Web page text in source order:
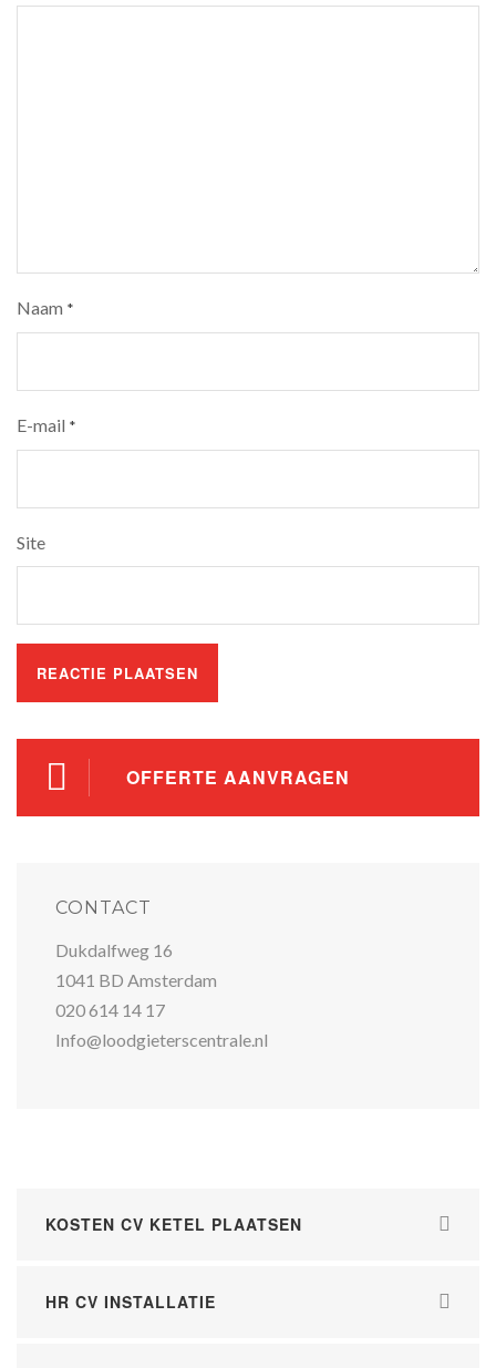
Naam *
E-mail *
Site
OFFERTE AANVRAGEN
CONTACT
Dukdalfweg 16
1041 BD Amsterdam
020 614 14 17
Info@loodgieterscentrale.nl
KOSTEN CV KETEL PLAATSEN
HR CV INSTALLATIE